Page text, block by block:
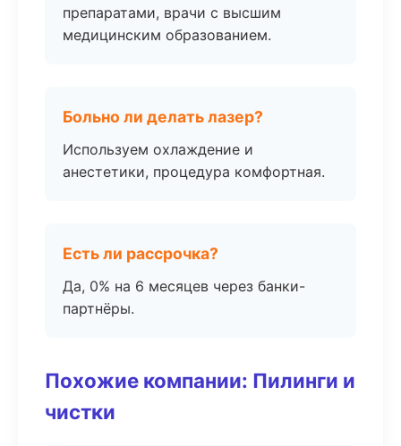
препаратами, врачи с высшим
медицинским образованием.
Больно ли делать лазер?
Используем охлаждение и
анестетики, процедура комфортная.
Есть ли рассрочка?
Да, 0% на 6 месяцев через банки-
партнёры.
Похожие компании: Пилинги и
чистки